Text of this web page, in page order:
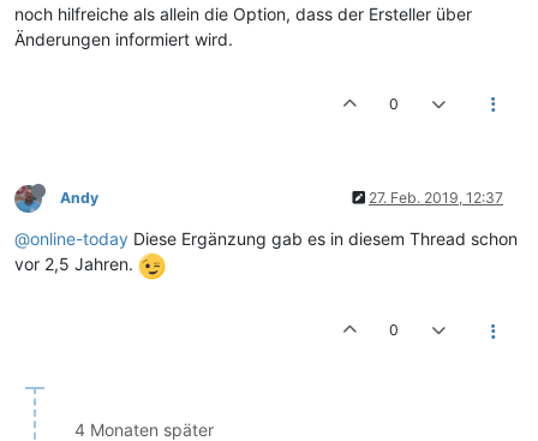
noch hilfreiche als allein die Option, dass der Ersteller über
Änderungen informiert wird.
0
Andy 27. Feb. 2019, 12:37
@online-today Diese Ergänzung gab es in diesem Thread schon
vor 2,5 Jahren.
0
4 Monaten später